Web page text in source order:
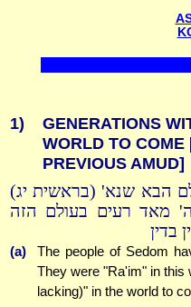
1)
GENERATIONS
WORLD TO COME
PREVIOUS AMUD]
הבא שנא' (בראשית יג)
מאד רעים בעולם הזה
בדין
(a)
The people of Sedom
They were "Ra'im" in this
lacking)" in the world to